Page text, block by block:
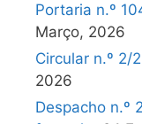
Portaria n.º
Março, 2026
Circular n.º 2/
2026
Despacho n.º